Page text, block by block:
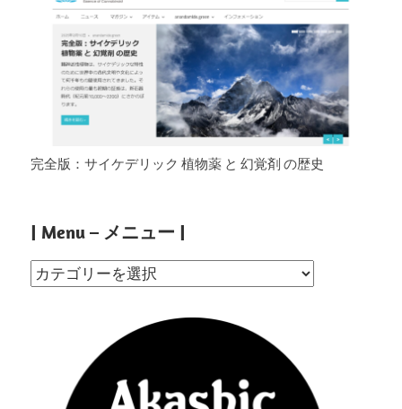
完全版：サイケデリック 植物薬 と 幻覚剤 の歴史
| Menu – メニュー |